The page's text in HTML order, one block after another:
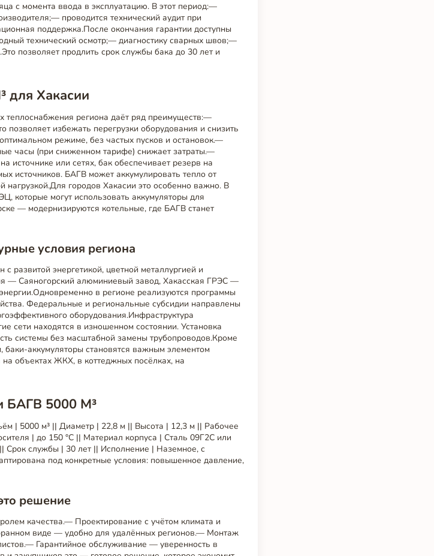
с момента ввода в эксплуатацию. В этот период:—
проводится технический аудит при
поддержка.После окончания гарантии доступны
технический осмотр;— диагностику сварных швов;—
позволяет продлить срок службы бака до 30 лет и
для Хакасии
теплоснабжения региона даёт ряд преимуществ:—
позволяет избежать перегрузки оборудования и снизить
режиме, без частых пусков и остановок.—
часы (при сниженном тарифе) снижает затраты.—
источнике или сетях, бак обеспечивает резерв на
источников. БАГВ может аккумулировать тепло от
нагрузкой.Для городов Хакасии это особенно важно. В
которые могут использовать аккумуляторы для
— модернизируются котельные, где БАГВ станет
условия региона
развитой энергетикой, цветной металлургией и
— Саяногорский алюминиевый завод, Хакасская ГРЭС —
в регионе реализуются программы
Федеральные и региональные субсидии направлены
оборудования.Инфраструктура
сети находятся в изношенном состоянии. Установка
системы без масштабной замены трубопроводов.Кроме
баки-аккумуляторы становятся важным элементом
объектах ЖКХ, в коттеджных посёлках, на
БАГВ 5000 М³
5000 м³ || Диаметр | 22,8 м || Высота | 12,3 м || Рабочее
| до 150 °C || Материал корпуса | Сталь 09Г2С или
Срок службы | 30 лет || Исполнение | Наземное, с
под конкретные условия: повышенное давление,
решение
качества.— Проектирование с учётом климата и
виде — удобно для удалённых регионов.— Монтаж
Гарантийное обслуживание — уверенность в